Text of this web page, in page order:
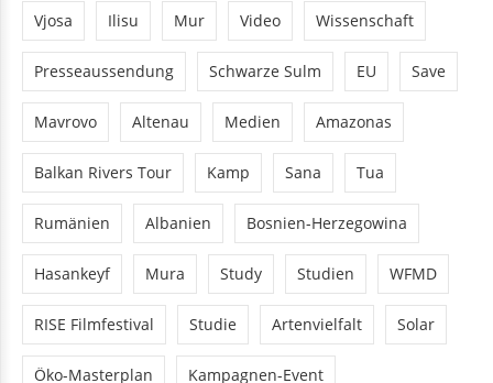
Vjosa Ilisu Mur Video Wissenschaft
Presseaussendung Schwarze Sulm EU Save
Mavrovo Altenau Medien Amazonas
Balkan Rivers Tour Kamp Sana Tua
Rumänien Albanien Bosnien-Herzegowina
Hasankeyf Mura Study Studien WFMD
RISE Filmfestival Studie Artenvielfalt Solar
Öko-Masterplan Kampagnen-Event